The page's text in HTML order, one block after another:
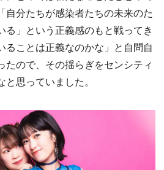
自分たちが感染者たちの未来のた
る」という正義感のもと戦ってき
ることは正義なのかな」と自問自
たので、その揺らぎをセンシティ
思っていました。